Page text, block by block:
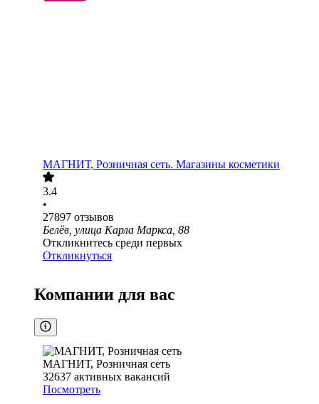
МАГНИТ, Розничная сеть. Магазины косметики
3.4
•
27897 отзывов
Белёв, улица Карла Маркса, 88
Откликнитесь среди первых
Откликнуться
Компании для вас
МАГНИТ, Розничная сеть
32637 активных вакансий
Посмотреть